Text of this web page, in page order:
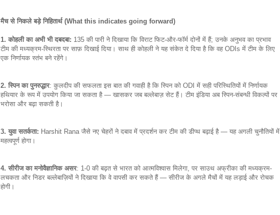
मैच से निकले बड़े निहितार्थ (What this indicates going forward)
1. कोहली का अभी भी दबदबा: 135 की पारी ने दिखाया कि विराट फिट-और-फॉर्म दोनों में हैं; उनके अनुभव का प्रभाव
टीम की मध्यक्रम-स्थिरता पर साफ़ दिखाई दिया। साथ ही कोहली ने यह संकेत दे दिया है कि वह ODIs में टीम के लिए
एक निर्णायक स्तंभ बने रहेंगे।
2. स्पिन का पुनरुद्धार: कुलदीप की सफलता इस बात की गवाही है कि स्पिन को ODI में सही परिस्थितियों में निर्णायक
हथियार के रूप में उपयोग किया जा सकता है — खासकर जब बल्लेबाज़ सेट हैं। टीम इंडिया अब स्पिन-संबन्धी विकल्पों पर
भरोसा और बढ़ा सकती है।
3. युवा सतर्कता: Harshit Rana जैसे नए चेहरों ने दबाव में प्रदर्शन कर टीम की डीप्थ बढ़ाई है — यह अगली चुनौतियों में
महत्वपूर्ण होगा।
4. सीरीज का मनोवैज्ञानिक असर: 1-0 की बढ़त से भारत को आत्मविश्वास मिलेगा, पर साउथ अफ्रीका की मध्यक्रम-
लचकता और निडर बल्लेबाज़ियों ने दिखाया कि वे वापसी कर सकते हैं — सीरीज के अगले मैचों में यह लड़ाई और रोचक
होगी।